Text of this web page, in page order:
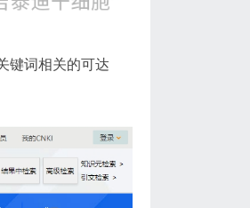
键词相关的可达